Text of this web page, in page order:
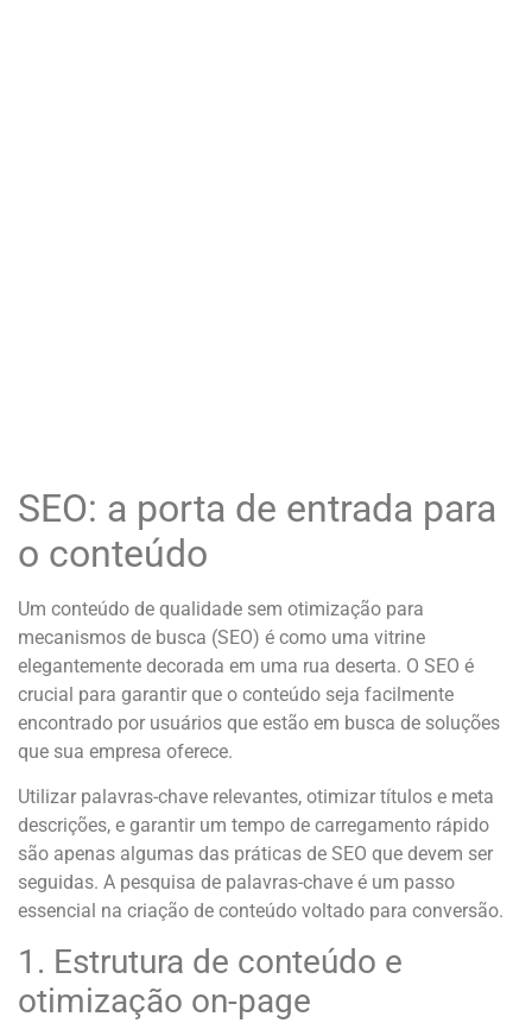
SEO: a porta de entrada para
o conteúdo
Um conteúdo de qualidade sem otimização para
mecanismos de busca (SEO) é como uma vitrine
elegantemente decorada em uma rua deserta. O SEO é
crucial para garantir que o conteúdo seja facilmente
encontrado por usuários que estão em busca de soluções
que sua empresa oferece.
Utilizar palavras-chave relevantes, otimizar títulos e meta
descrições, e garantir um tempo de carregamento rápido
são apenas algumas das práticas de SEO que devem ser
seguidas. A pesquisa de palavras-chave é um passo
essencial na criação de conteúdo voltado para conversão.
1. Estrutura de conteúdo e
otimização on-page